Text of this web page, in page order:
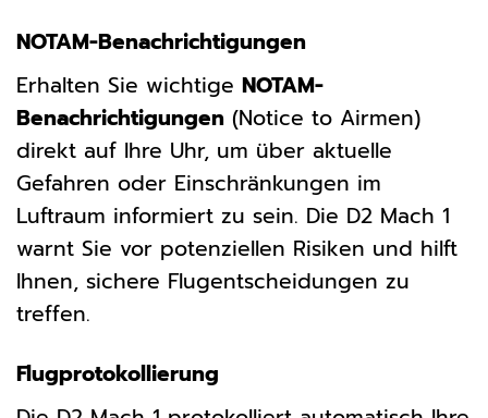
NOTAM-Benachrichtigungen
Erhalten Sie wichtige NOTAM-
Benachrichtigungen (Notice to Airmen)
direkt auf Ihre Uhr, um über aktuelle
Gefahren oder Einschränkungen im
Luftraum informiert zu sein. Die D2 Mach 1
warnt Sie vor potenziellen Risiken und hilft
Ihnen, sichere Flugentscheidungen zu
treffen.
Flugprotokollierung